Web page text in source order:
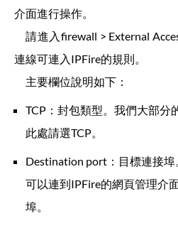
介面進行操作。
請進入firewall > External
連線可連入IPFire的規則。
主要欄位說明如下：
TCP：封包類型。我們大部分
此處請選TCP。
Destination port：目標連接
可以連到IPFire的網頁管理介
埠。